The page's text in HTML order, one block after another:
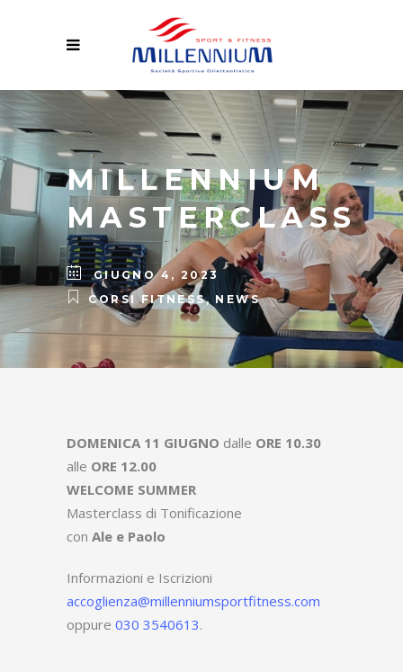
MILLENNIUM
MASTERCLASS
GIUGNO 4, 2023
CORSI FITNESS, NEWS
DOMENICA 11 GIUGNO dalle ORE 10.30
alle ORE 12.00
WELCOME SUMMER
Masterclass di Tonificazione
con Ale e Paolo
Informazioni e Iscrizioni
accoglienza@millenniumsportfitness.com
oppure 030 3540613.